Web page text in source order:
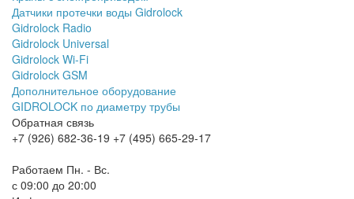
Датчики протечки воды Gidrolock
Gidrolock Radio
Gidrolock Universal
Gidrolock Wi-Fi
Gidrolock GSM
Дополнительное оборудование
GIDROLOCK по диаметру трубы
Обратная связь
+7 (926) 682-36-19 +7 (495) 665-29-17
Работаем Пн. - Вс.
с 09:00 до 20:00